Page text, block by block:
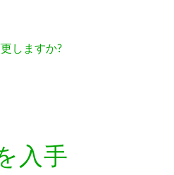
しますか?
入手